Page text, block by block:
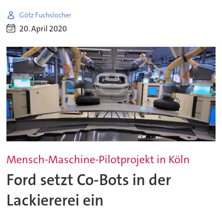
Götz Fuchslocher
20. April 2020
Mensch-Maschine-Pilotprojekt in Köln
Ford setzt Co-Bots in der
Lackiererei ein